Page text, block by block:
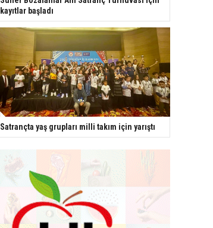
kayıtlar başladı
Satrançta yaş grupları milli takım için yarıştı